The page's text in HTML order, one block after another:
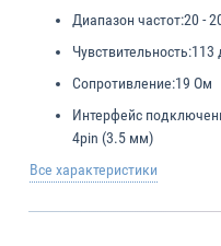
Диапазон частот:20 -
Чувствительность:113
Сопротивление:19 Ом
Интерфейс
4pin (3.5 мм)
Все характеристики